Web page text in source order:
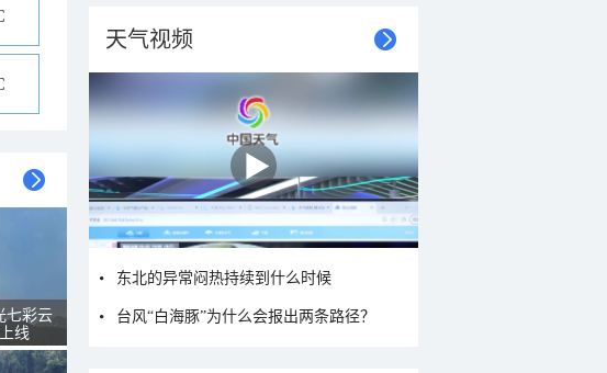
七彩云
线
天气视频
东北的异常闷热持续到什么时候
台风“白海豚”为什么会报出两条路径？